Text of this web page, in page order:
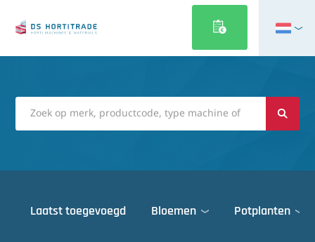
English
Deutsch
Polski
Română
Laatst toegevoegd Bloemen Potplanten